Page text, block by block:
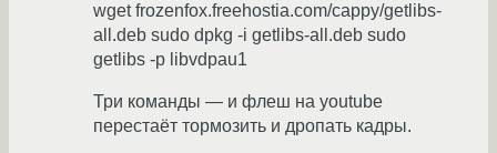
wget frozenfox.freehostia.com/cappy/getlibs-
all.deb sudo dpkg -i getlibs-all.deb sudo
getlibs -p libvdpau1
Три команды — и флеш на youtube
перестаёт тормозить и дропать кадры.